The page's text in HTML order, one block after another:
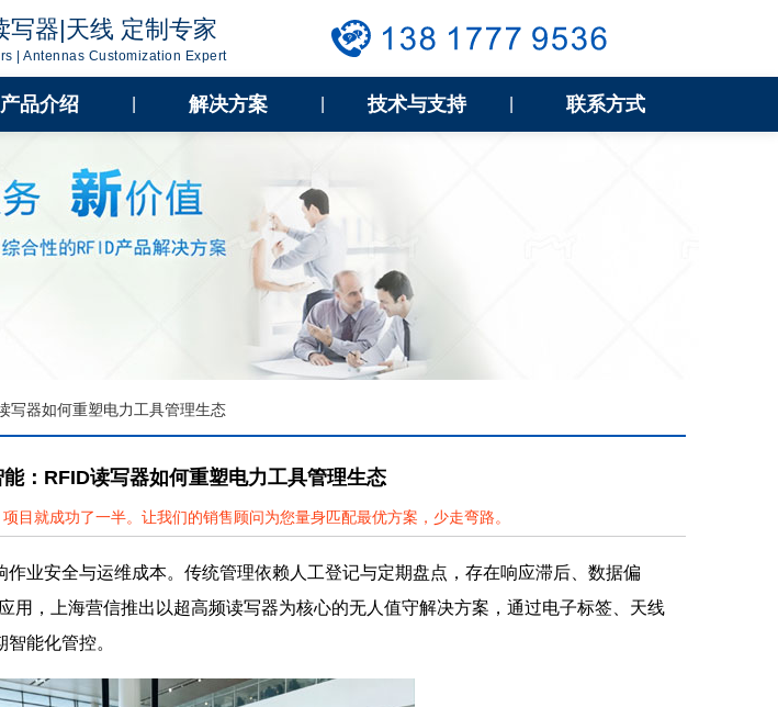
写器|天线 定制专家
| Antennas Customization Expert
产品介绍 解决方案 技术与支持 联系方式
写器如何重塑电力工具管理生态
：RFID读写器如何重塑电力工具管理生态
目就成功了一半。让我们的销售顾问为您量身匹配最优方案，少走弯路。
业安全与运维成本。传统管理依赖人工登记与定期盘点，存在响应滞后、数据偏
用，上海营信推出以超高频读写器为核心的无人值守解决方案，通过电子标签、天线
能化管控。